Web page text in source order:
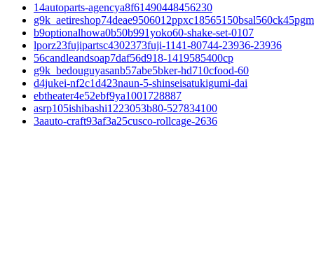
14autoparts-agencya8f61490448456230
b9optionalhowa0b50b991yoko60-shake-set-0107
lporz23fujipartsc4302373fuji-1141-80744-23936-23936
56candleandsoap7daf56d918-1419585400cp
g9k_bedouguyasanb57abe5bker-hd710cfood-60
d4jukei-nf2c1d423naun-5-shinseisatukigumi-dai
ebtheater4e52ebf9ya1001728887
asrp105ishibashi1223053b80-527834100
3aauto-craft93af3a25cusco-rollcage-2636